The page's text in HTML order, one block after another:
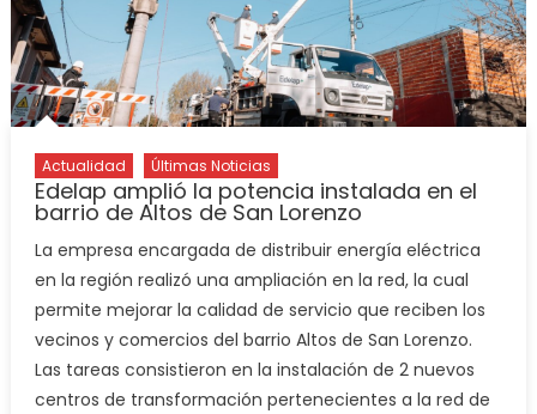
Actualidad Últimas Noticias
Edelap amplió la potencia instalada en el
barrio de Altos de San Lorenzo
La empresa encargada de distribuir energía eléctrica
en la región realizó una ampliación en la red, la cual
permite mejorar la calidad de servicio que reciben los
vecinos y comercios del barrio Altos de San Lorenzo.
Las tareas consistieron en la instalación de 2 nuevos
centros de transformación pertenecientes a la red de